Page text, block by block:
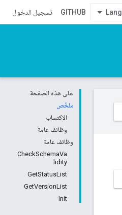
GITHUB تسجيل الدخول
على هذه الصفحة
ملخّص
الاكتساب
وظائف عامة
وظائف عامة
CheckSchemaVa
lidity
GetStatusList
GetVersionList
Init